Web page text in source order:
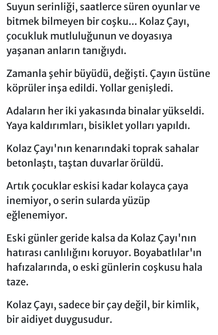
Suyun serinliği, saatlerce süren oyunlar ve
bitmek bilmeyen bir coşku... Kolaz Çayı,
çocukluk mutluluğunun ve doyasıya
yaşanan anların tanığıydı.
Zamanla şehir büyüdü, değişti. Çayın üstüne
köprüler inşa edildi. Yollar genişledi.
Adaların her iki yakasında binalar yükseldi.
Yaya kaldırımları, bisiklet yolları yapıldı.
Kolaz Çayı'nın kenarındaki toprak sahalar
betonlaştı, taştan duvarlar örüldü.
Artık çocuklar eskisi kadar kolayca çaya
inemiyor, o serin sularda yüzüp
eğlenemiyor.
Eski günler geride kalsa da Kolaz Çayı'nın
hatırası canlılığını koruyor. Boyabatlılar'ın
hafızalarında, o eski günlerin coşkusu hala
taze.
Kolaz Çayı, sadece bir çay değil, bir kimlik,
bir aidiyet duygusudur.